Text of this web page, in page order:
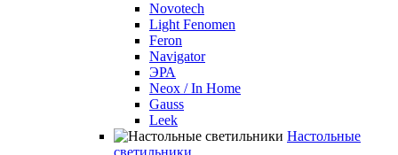
Novotech
Light Fenomen
Feron
Navigator
ЭРА
Neox / In Home
Gauss
Leek
Настольные
светильники